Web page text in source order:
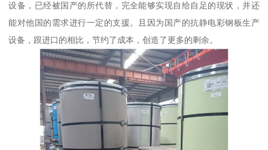
设备，已经被国产的所代替，完全能够实现自给自足的现状，并还
能对他国的需求进行一定的支援。且因为国产的抗静电彩钢板生产
设备，跟进口的相比，节约了成本，创造了更多的剩余。